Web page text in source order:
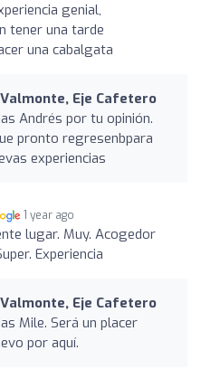
genial,
tener una tarde
una cabalgata
Eje Cafetero
Andrés por tu opinión.
pronto regresenbpara
experiencias
1 year ago
lugar. Muy. Acogedor
Experiencia
Eje Cafetero
Mile. Será un placer
por aquí.